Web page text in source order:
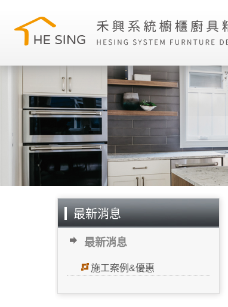
最新消息
最新消息
施工案例&優惠